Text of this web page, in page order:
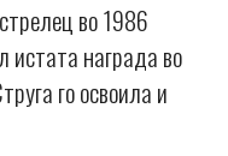
во 1986
истата награда во
го освоила и